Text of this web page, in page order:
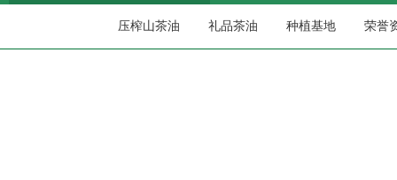
压榨山茶油 礼品茶油 种植基地 荣誉